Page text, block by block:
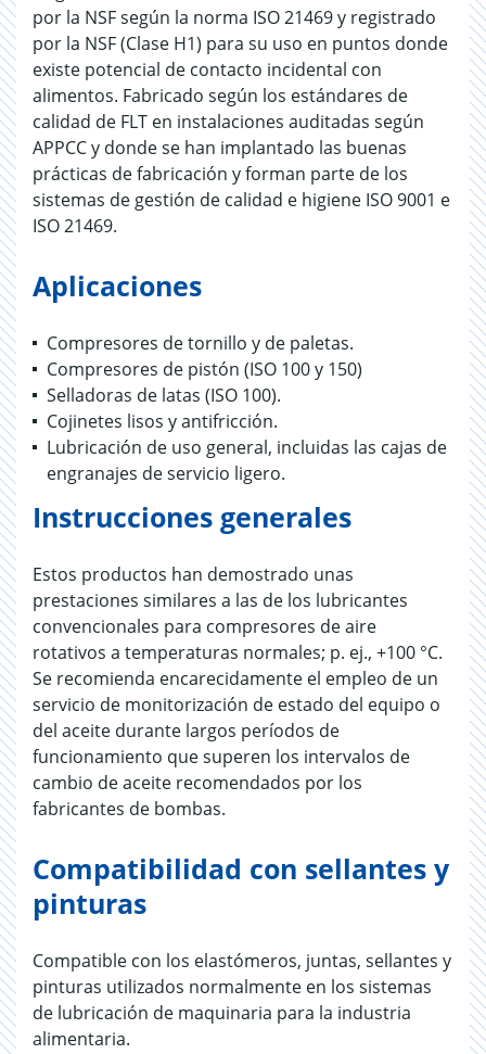
por la NSF según la norma ISO 21469 y registrado
por la NSF (Clase H1) para su uso en puntos donde
existe potencial de contacto incidental con
alimentos. Fabricado según los estándares de
calidad de FLT en instalaciones auditadas según
APPCC y donde se han implantado las buenas
prácticas de fabricación y forman parte de los
sistemas de gestión de calidad e higiene ISO 9001 e
ISO 21469.
Aplicaciones
Compresores de tornillo y de paletas.
Compresores de pistón (ISO 100 y 150)
Selladoras de latas (ISO 100).
Cojinetes lisos y antifricción.
Lubricación de uso general, incluidas las cajas de
engranajes de servicio ligero.
Instrucciones generales
Estos productos han demostrado unas
prestaciones similares a las de los lubricantes
convencionales para compresores de aire
rotativos a temperaturas normales; p. ej., +100 °C.
Se recomienda encarecidamente el empleo de un
servicio de monitorización de estado del equipo o
del aceite durante largos períodos de
funcionamiento que superen los intervalos de
cambio de aceite recomendados por los
fabricantes de bombas.
Compatibilidad con sellantes y
pinturas
Compatible con los elastómeros, juntas, sellantes y
pinturas utilizados normalmente en los sistemas
de lubricación de maquinaria para la industria
alimentaria.